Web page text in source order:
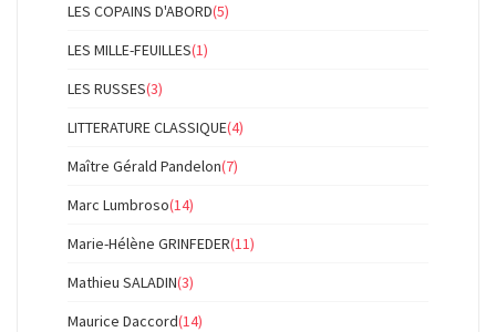
LES COPAINS D'ABORD(5)
LES MILLE-FEUILLES(1)
LES RUSSES(3)
LITTERATURE CLASSIQUE(4)
Maître Gérald Pandelon(7)
Marc Lumbroso(14)
Marie-Hélène GRINFEDER(11)
Mathieu SALADIN(3)
Maurice Daccord(14)